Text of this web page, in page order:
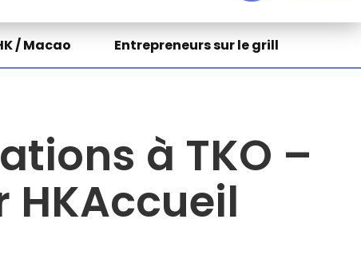
/ Macao Entrepreneurs sur le grill
à TKO –
HKAccueil